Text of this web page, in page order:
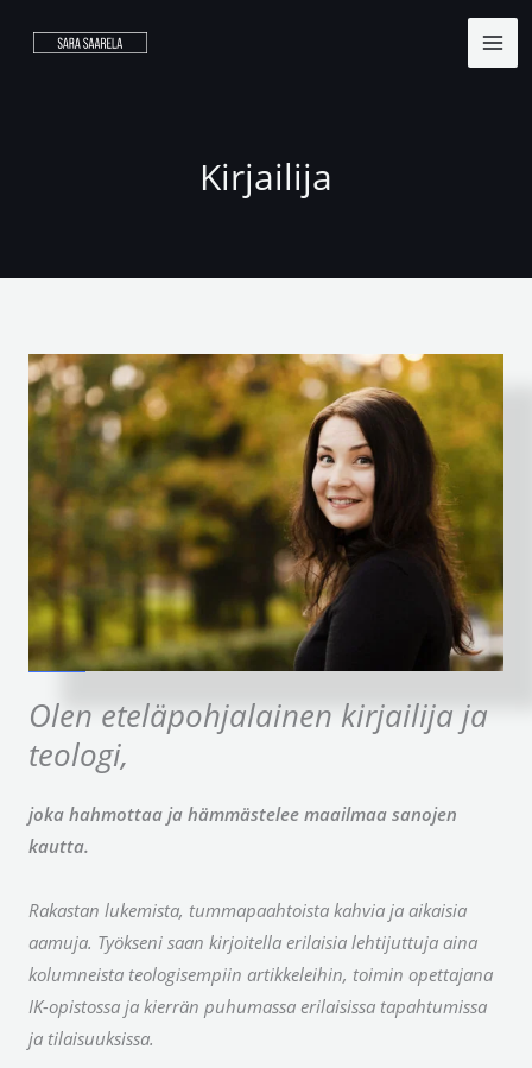
sisältöön
Kirjailija
Olen eteläpohjalainen kirjailija ja
teologi,
joka hahmottaa ja hämmästelee maailmaa sanojen
kautta.
Rakastan lukemista, tummapaahtoista kahvia ja aikaisia
aamuja. Työkseni saan kirjoitella erilaisia lehtijuttuja aina
kolumneista teologisempiin artikkeleihin, toimin opettajana
IK-opistossa ja kierrän puhumassa erilaisissa tapahtumissa
ja tilaisuuksissa.